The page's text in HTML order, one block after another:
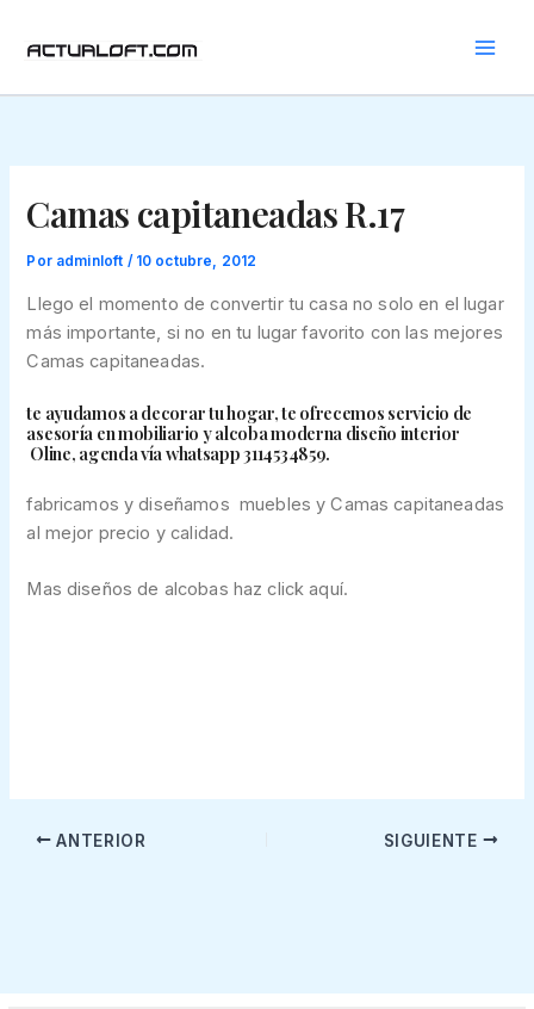
Camas capitaneadas R.17
Por adminloft / 10 octubre, 2012
Llego el momento de convertir tu casa no solo en el lugar
más importante, si no en tu lugar favorito con las mejores
Camas capitaneadas.
te ayudamos a decorar tu hogar, te ofrecemos servicio de
asesoría en mobiliario y alcoba moderna diseño interior
Oline, agenda vía whatsapp 3114534859.
fabricamos y diseñamos muebles y Camas capitaneadas
al mejor precio y calidad.
Mas diseños de alcobas haz click aquí.
ANTERIOR SIGUIENTE